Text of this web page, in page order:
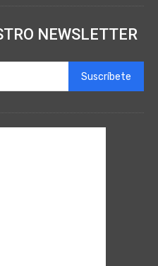
NEWSLETTER
Suscríbete